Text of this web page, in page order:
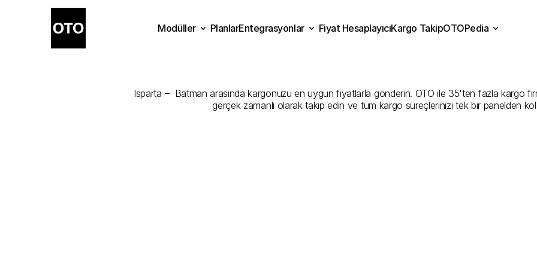
Isparta –  Batman arasında kargonuzu en uygun fiyatlarla gönderin. OTO ile 35'ten fazla kargo
gerçek zamanlı olarak takip edin ve tüm kargo süreçlerinizi tek bir panelden
Modüller
PlanlarEntegrasyonlar
Fiyat HesaplayıcıKargo TakipOTOPedia